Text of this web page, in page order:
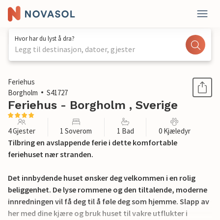
Hvor har du lyst å dra?
Legg til destinasjon, datoer, gjester
1 / 19
Feriehus
Borgholm
S41727
Feriehus - Borgholm , Sverige
4 Gjester 1 Soverom 1 Bad 0 Kjæledyr
Tilbring en avslappende ferie i dette komfortable
feriehuset nær stranden.
Det innbydende huset ønsker deg velkommen i en rolig
beliggenhet. De lyse rommene og den tiltalende, moderne
innredningen vil få deg til å føle deg som hjemme. Slapp av
her med dine kjære og bruk huset til vakre utflukter i